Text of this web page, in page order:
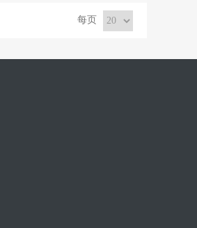
每页